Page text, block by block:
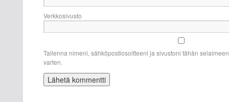
Verkkosivusto
Tallenna nimeni, sähköpostiosoitteeni ja sivustoni tähän
varten.